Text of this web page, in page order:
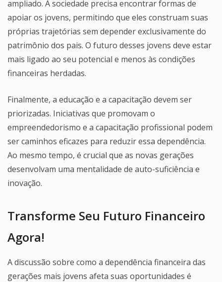
ampliado. A sociedade precisa encontrar formas de
apoiar os jovens, permitindo que eles construam suas
próprias trajetórias sem depender exclusivamente do
patrimônio dos pais. O futuro desses jovens deve estar
mais ligado ao seu potencial e menos às condições
financeiras herdadas.
Finalmente, a educação e a capacitação devem ser
priorizadas. Iniciativas que promovam o
empreendedorismo e a capacitação profissional podem
ser caminhos eficazes para reduzir essa dependência.
Ao mesmo tempo, é crucial que as novas gerações
desenvolvam uma mentalidade de auto-suficiência e
inovação.
Transforme Seu Futuro Financeiro
Agora!
A discussão sobre como a dependência financeira das
gerações mais jovens afeta suas oportunidades é